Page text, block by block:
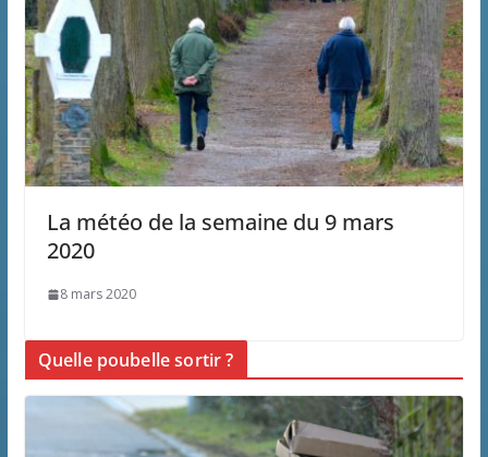
La météo de la semaine du 9 mars
2020
8 mars 2020
Quelle poubelle sortir ?